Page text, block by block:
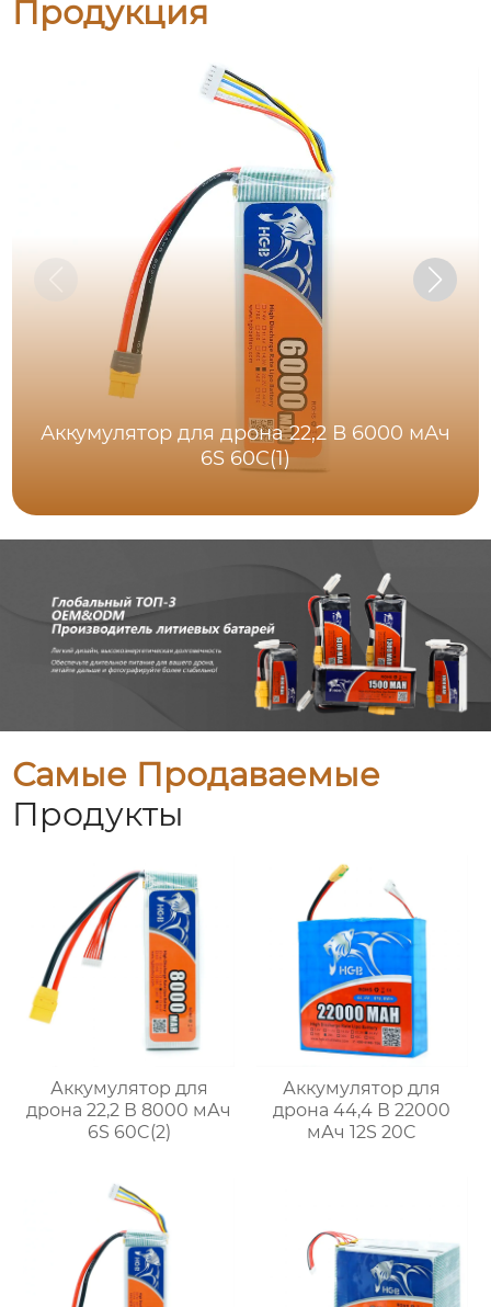
Продукция
Аккумулятор для дрона 22,2 В 6000 мАч
6S 60C(1)
Самые Продаваемые
Продукты
Аккумулятор для
дрона 22,2 В 8000 мАч
6S 60C(2)
Аккумулятор для
дрона 44,4 В 22000
мАч 12S 20C